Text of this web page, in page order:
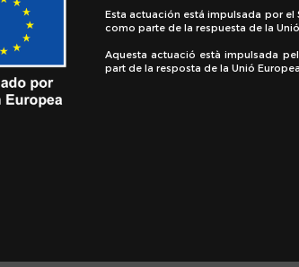
Esta actuación está impulsada por
como parte de la respuesta de la
Aquesta actuació està impulsada
part de la resposta de la Unió